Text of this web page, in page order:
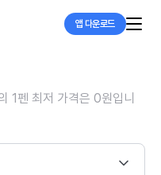
앱 다운로드
1펜 최저 가격은 0원입니